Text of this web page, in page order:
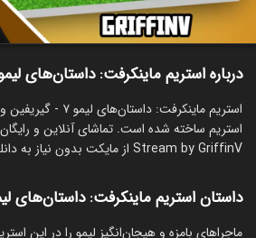
توضیحات قسمت‌ها
درباره استریم ماینکرفت: داستان‌های لیمو ۷ - گیریفین
Stream by GriffinV از مایکت بدون نیاز به دانلود
داستان استریم ماینکرفت: داستان‌های لیمو ۷ -
‏ماجراهای بامزه و هیجان‌انگیز لیمو را در این